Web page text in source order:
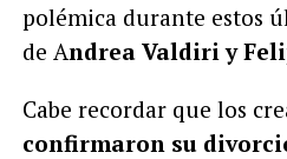
polémica durante estos
de Andrea Valdiri y
Cabe recordar que los
confirmaron su